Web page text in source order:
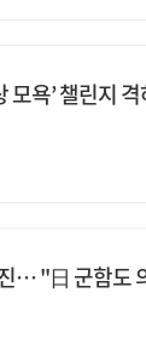
욕’ 챌린지
… "日 군함도